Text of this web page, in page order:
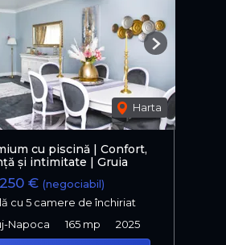
Harta
Next
cu piscină | Confort,
și intimitate | Gruia
€ (negociabil)
cu 5 camere de închiriat
Napoca
165 mp 2025